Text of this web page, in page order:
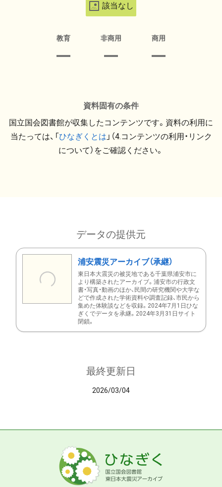
該当なし
教育 非商用 商用
資料固有の条件
国立国会図書館が収集したコンテンツです。資料の利用に
当たっては、「ひなぎくとは 」（4.コンテンツの利用・リンク
について）をご確認ください。
データの提供元
浦安震災アーカイブ（承継）
東日本大震災の被災地である千葉県浦安市に
より構築されたアーカイブ。浦安市の行政文
書・写真・動画のほか、民間の研究機関や大学な
どで作成された学術資料や調査記録、市民から
集めた体験談などを収録。2024年7月1日ひな
ぎくでデータを承継。2024年3月31日サイト
閉鎖。
最終更新日
2026/03/04